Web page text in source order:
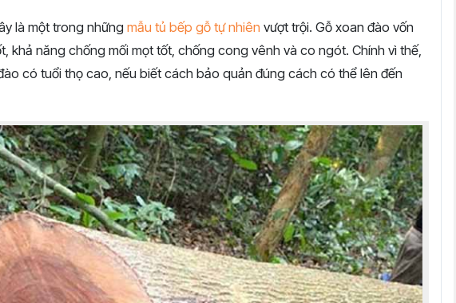
là một trong những mẫu tủ bếp gỗ tự nhiên vượt trội. Gỗ xoan đào vốn
khả năng chống mối mọt tốt, chống cong vênh và co ngót. Chính vì thế,
có tuổi thọ cao, nếu biết cách bảo quản đúng cách có thể lên đến